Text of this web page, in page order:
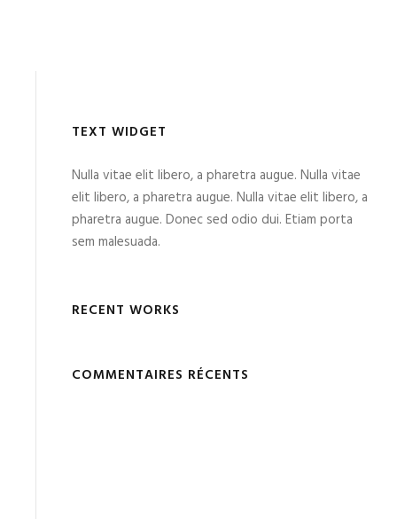
TEXT WIDGET
Nulla vitae elit libero, a pharetra augue. Nulla vitae
elit libero, a pharetra augue. Nulla vitae elit libero, a
pharetra augue. Donec sed odio dui. Etiam porta
sem malesuada.
RECENT WORKS
COMMENTAIRES RÉCENTS